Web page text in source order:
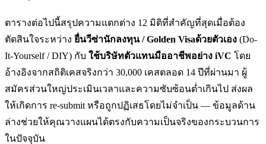
ตารางต่อไปนี้สรุปความแตกต่าง 12 มิติที่สำคัญที่สุดเมื่อต้อง
ตัดสินใจระหว่าง ยื่นวีซ่านักลงทุน / Golden Visaด้วยตัวเอง (Do-
It-Yourself / DIY) กับ ใช้บริษัทตัวแทนมืออาชีพอย่าง iVC โดย
อ้างอิงจากสถิติเคสจริงกว่า 30,000 เคสตลอด 14 ปีที่ผ่านมา ผู้
สมัครส่วนใหญ่ประเมินเวลาและความซับซ้อนต่ำเกินไป ส่งผล
ให้เกิดการ re-submit หรือถูกปฏิเสธโดยไม่จำเป็น — ข้อมูลด้าน
ล่างช่วยให้คุณวางแผนได้ตรงกับความเป็นจริงของกระบวนการ
ในปัจจุบัน